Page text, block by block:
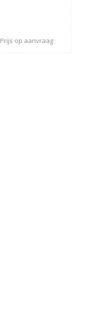
Prijs op aanvraag